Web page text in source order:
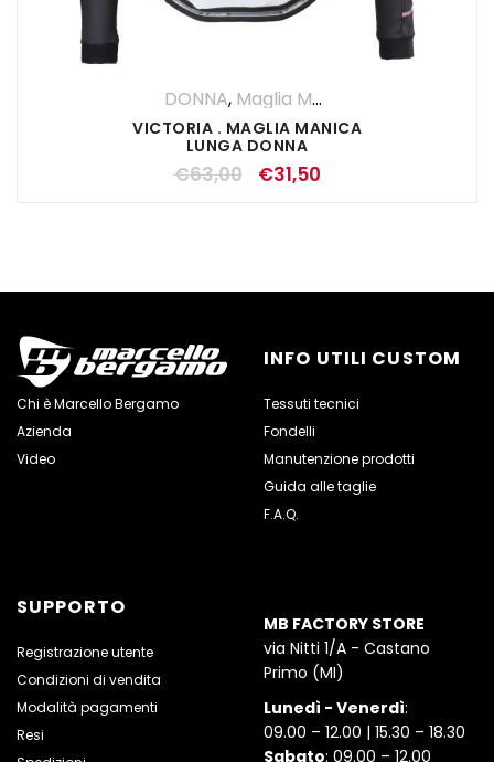
DONNA, Maglia Manica Lunga
VICTORIA . MAGLIA MANICA
LUNGA DONNA
€63,00 €31,50
Chi è Marcello Bergamo
Azienda
Video
INFO UTILI CUSTOM
Tessuti tecnici
Fondelli
Manutenzione prodotti
Guida alle taglie
F.A.Q.
SUPPORTO
Registrazione utente
Condizioni di vendita
Modalità pagamenti
Resi
MB FACTORY STORE
via Nitti 1/A - Castano
Primo (MI)
Lunedì - Venerdì:
09.00 – 12.00 | 15.30 – 18.30
Sabato: 09.00 – 12.00